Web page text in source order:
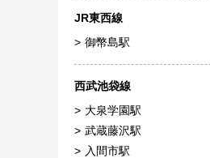
JR東西線
御幣島駅
西武池袋線
大泉学園駅
武蔵藤沢駅
入間市駅